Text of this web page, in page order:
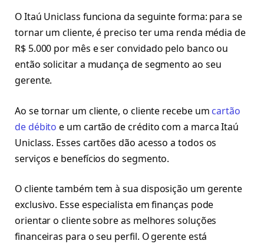
O Itaú Uniclass funciona da seguinte forma: para se
tornar um cliente, é preciso ter uma renda média de
R$ 5.000 por mês e ser convidado pelo banco ou
então solicitar a mudança de segmento ao seu
gerente.
Ao se tornar um cliente, o cliente recebe um cartão
de débito e um cartão de crédito com a marca Itaú
Uniclass. Esses cartões dão acesso a todos os
serviços e benefícios do segmento.
O cliente também tem à sua disposição um gerente
exclusivo. Esse especialista em finanças pode
orientar o cliente sobre as melhores soluções
financeiras para o seu perfil. O gerente está